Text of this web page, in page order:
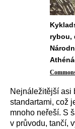
rybou,
Nejnáležitější asi
standartami, což
mnoho neřeší. S
v průvodu, tančí,